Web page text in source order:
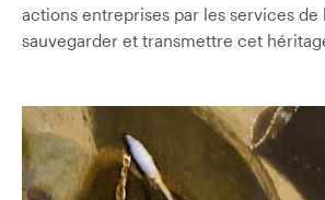
actions entreprises par les services de
sauvegarder et transmettre cet